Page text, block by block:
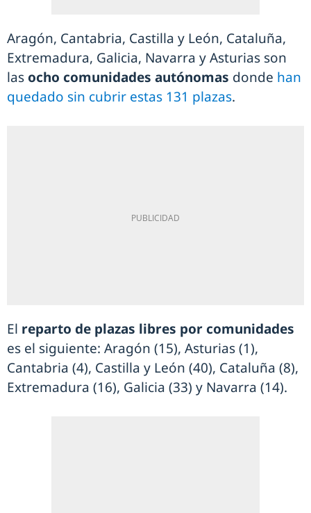
Aragón, Cantabria, Castilla y León, Cataluña,
Extremadura, Galicia, Navarra y Asturias son
las ocho comunidades autónomas donde han
quedado sin cubrir estas 131 plazas.
El reparto de plazas libres por comunidades
es el siguiente: Aragón (15), Asturias (1),
Cantabria (4), Castilla y León (40), Cataluña (8),
Extremadura (16), Galicia (33) y Navarra (14).